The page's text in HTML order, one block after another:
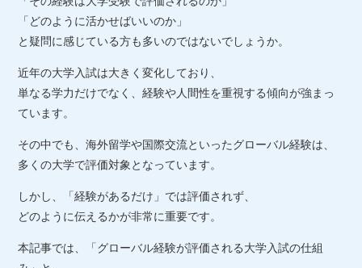
「どのように活かせばいいのか」
と疑問に感じている方も多いのではないでしょうか。
近年の大学入試は大きく変化しており、
単なる学力だけでなく、経験や人間性を重視する傾向が強まっ
ています。
その中でも、海外留学や国際交流といったグローバル経験は、
多くの大学で評価対象となっています。
しかし、「経験があるだけ」では評価されず、
どのように伝えるかが非常に重要です。
本記事では、「グローバル経験が評価される大学入試の仕組